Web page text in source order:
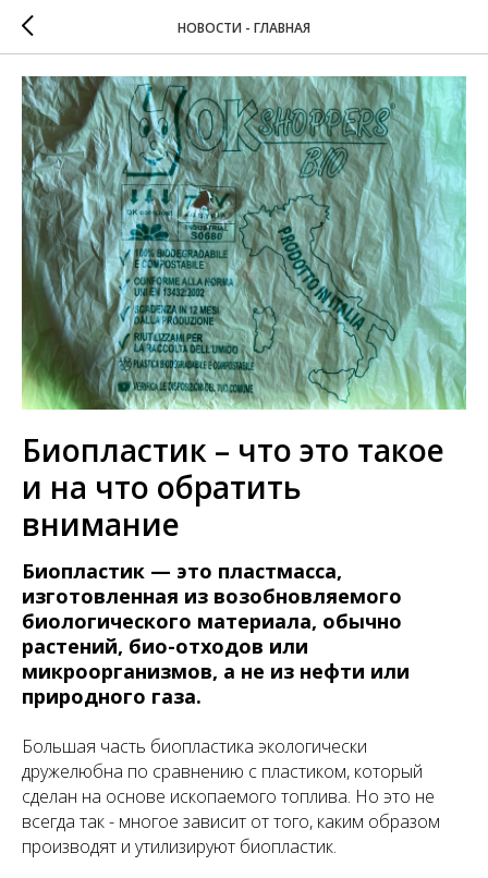
НОВОСТИ - ГЛАВНАЯ
Биопластик – что это такое
и на что обратить
внимание
Биопластик — это пластмасса,
изготовленная из возобновляемого
биологического материала, обычно
растений, био-отходов или
микроорганизмов, а не из нефти или
природного газа.
Большая часть биопластика экологически
дружелюбна по сравнению с пластиком, который
сделан на основе ископаемого топлива. Но это не
всегда так - многое зависит от того, каким образом
производят и утилизируют биопластик.